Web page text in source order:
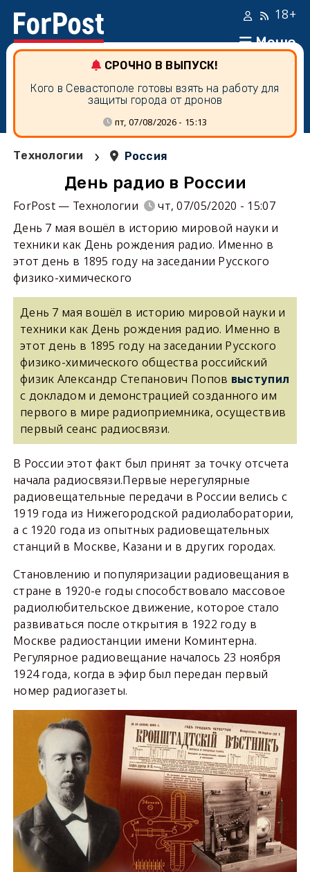
Меню
18+
СРОЧНО В ВЫПУСК!
Кого в Севастополе готовы взять на работу для
защиты города от дронов
пт, 07/08/2026 - 15:13
Технологии › Россия
День радио в России
ForPost — Технологии
чт, 07/05/2020 - 15:07
День 7 мая вошёл в историю мировой науки и
техники как День рождения радио. Именно в
этот день в 1895 году на заседании Русского
физико-химического
День 7 мая вошёл в историю мировой науки и
техники как День рождения радио. Именно в
этот день в 1895 году на заседании Русского
физико-химического общества российский
физик Александр Степанович Попов выступил
с докладом и демонстрацией созданного им
первого в мире радиоприемника, осуществив
первый сеанс радиосвязи.
В России этот факт был принят за точку отсчета
начала радиосвязи.Первые нерегулярные
радиовещательные передачи в России велись с
1919 года из Нижегородской радиолаборатории,
а с 1920 года из опытных радиовещательных
станций в Москве, Казани и в других городах.
Становлению и популяризации радиовещания в
стране в 1920-е годы способствовало массовое
радиолюбительское движение, которое стало
развиваться после открытия в 1922 году в
Москве радиостанции имени Коминтерна.
Регулярное радиовещание началось 23 ноября
1924 года, когда в эфир был передан первый
номер радиогазеты.